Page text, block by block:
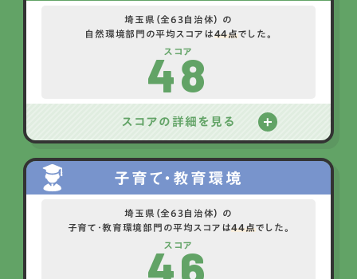
埼玉県（全63自治体） の
自然環境部門の平均スコアは44点でした。
スコア
48
スコアの詳細を見る
子育て・教育環境
埼玉県（全63自治体） の
子育て・教育環境部門の平均スコアは44点でした。
スコア
46